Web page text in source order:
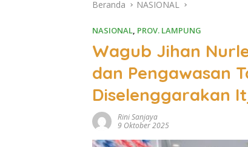
e
Beranda NASIONAL
NASIONAL PROV. LAMPUNG
Wagub Jihan
dan Pengawasan
Diselenggarakan
Rini Sanjaya
9 Oktober 2025